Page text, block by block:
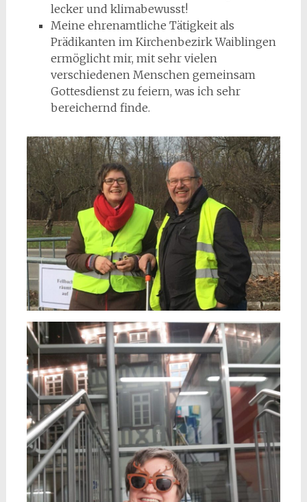
lecker und klimabewusst!
Meine ehrenamtliche Tätigkeit als
Prädikanten im Kirchenbezirk Waiblingen
ermöglicht mir, mit sehr vielen
verschiedenen Menschen gemeinsam
Gottesdienst zu feiern, was ich sehr
bereichernd finde.